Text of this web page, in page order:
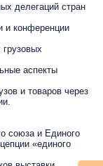
делегаций стран
и конференции
аспекты
и товаров через
союза и Единого
«единого